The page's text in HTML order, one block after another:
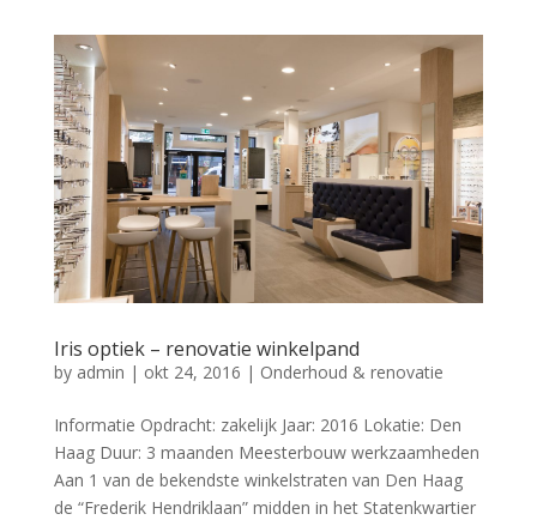
Iris optiek – renovatie winkelpand
by admin | okt 24, 2016 | Onderhoud & renovatie
Informatie Opdracht: zakelijk Jaar: 2016 Lokatie: Den
Haag Duur: 3 maanden Meesterbouw werkzaamheden
Aan 1 van de bekendste winkelstraten van Den Haag
de “Frederik Hendriklaan” midden in het Statenkwartier